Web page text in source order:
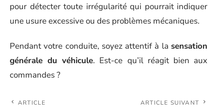
pour détecter toute irrégularité qui pourrait indiquer
une usure excessive ou des problèmes mécaniques.
Pendant votre conduite, soyez attentif à la sensation
générale du véhicule. Est-ce qu’il réagit bien aux
commandes ?
ARTICLE
ARTICLE SUIVANT